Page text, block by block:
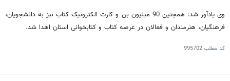
وی یادآور شد: همچنین 90 میلیون بن و کارت الکترونیک کتاب نیز به دانشجویان،
فرهنگیان، هنرمندان و فعالان در عرصه کتاب و کتابخوانی استان اهدا شد.
کد مطلب995702